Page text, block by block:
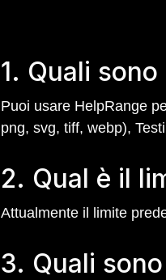
1. Quali
Puoi usare HelpRange
png, svg, tiff, webp),
2. Qual è il
Attualmente il limite
3. Quali